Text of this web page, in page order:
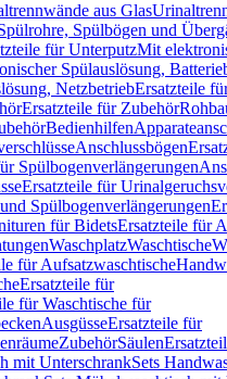
aus Glas
Spülbögen und
für UnterputzMit
Spülauslösung,
NetzbetriebErsatzteile
Ersatzteile für Zubehör
Bedienhilfen
Anschlussbögen
Spülbogenverlängerungen
Ersatzteile für
Spülbogenverlängerungen
für BidetsErsatzteile für
WaschplatzWaschtische
für Aufsatzwaschtische
Ersatzteile für
für Waschtische für
AusgüsseErsatzteile für
ZubehörSäulen
mit UnterschrankSets